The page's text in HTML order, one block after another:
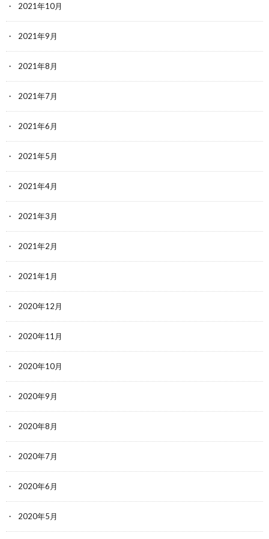
2021年10月
2021年9月
2021年8月
2021年7月
2021年6月
2021年5月
2021年4月
2021年3月
2021年2月
2021年1月
2020年12月
2020年11月
2020年10月
2020年9月
2020年8月
2020年7月
2020年6月
2020年5月